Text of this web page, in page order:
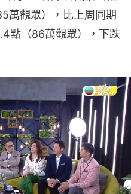
萬觀眾），比上周同期
點（86萬觀眾），下跌